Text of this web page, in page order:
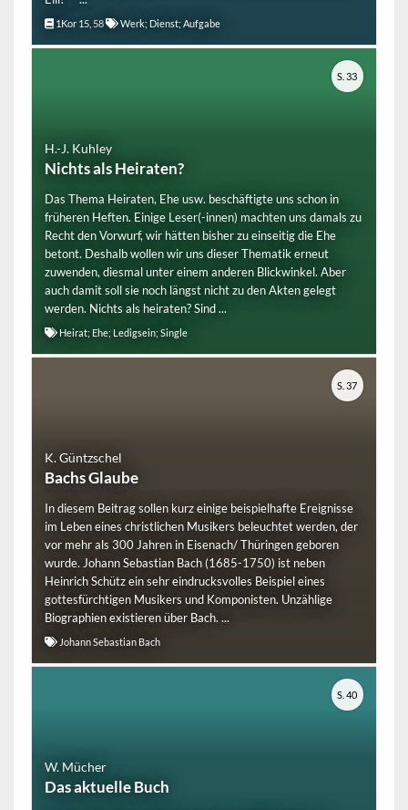
1Kor 15, 58 Werk; Dienst; Aufgabe
H.-J. Kuhley
Nichts als Heiraten?
Das Thema Heiraten, Ehe usw. beschäftigte uns schon in
früheren Heften. Einige Leser(-innen) machten uns damals zu
Recht den Vorwurf, wir hätten bisher zu einseitig die Ehe
betont. Deshalb wollen wir uns dieser Thematik erneut
zuwenden, diesmal unter einem anderen Blickwinkel. Aber
auch damit soll sie noch längst nicht zu den Akten gelegt
werden. Nichts als heiraten? Sind ...
Heirat; Ehe; Ledigsein; Single
S. 33
K. Güntzschel
Bachs Glaube
In diesem Beitrag sollen kurz einige beispielhafte Ereignisse
im Leben eines christlichen Musikers beleuchtet werden, der
vor mehr als 300 Jahren in Eisenach/ Thüringen geboren
wurde. Johann Sebastian Bach (1685-1750) ist neben
Heinrich Schütz ein sehr eindrucksvolles Beispiel eines
gottesfürchtigen Musikers und Komponisten. Unzählige
Biographien existieren über Bach. ...
Johann Sebastian Bach
S. 37
W. Mücher
Das aktuelle Buch
S. 40